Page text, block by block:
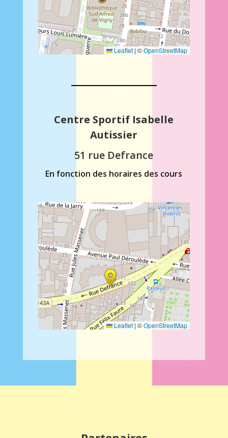
Leaflet | ©OpenStreetMap
Centre Sportif Isabelle
Autissier
51 rue Defrance
En fonction des horaires des cours
Leaflet | ©OpenStreetMap